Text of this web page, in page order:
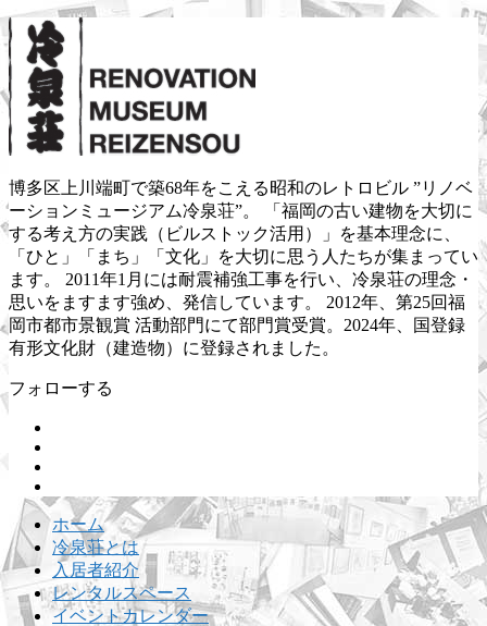
博多区上川端町で築68年をこえる昭和のレトロビル ”リノベ
ーションミュージアム冷泉荘”。 「福岡の古い建物を大切に
する考え方の実践（ビルストック活用）」を基本理念に、
「ひと」「まち」「文化」を大切に思う人たちが集まってい
ます。 2011年1月には耐震補強工事を行い、冷泉荘の理念・
思いをますます強め、発信しています。 2012年、第25回福
岡市都市景観賞 活動部門にて部門賞受賞。2024年、国登録
有形文化財（建造物）に登録されました。
フォローする
ホーム
冷泉荘とは
入居者紹介
レンタルスペース
イベントカレンダー